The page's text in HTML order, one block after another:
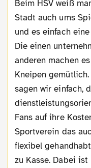
Beim HSV weiß man halt ganz genau, dass man als
Stadt auch ums
und es einfach
Die einen
anderen machen
Kneipen
sagen wir einfach,
Fans auf ihre
Sportverein das
flexibel
zu Kasse. Dabei